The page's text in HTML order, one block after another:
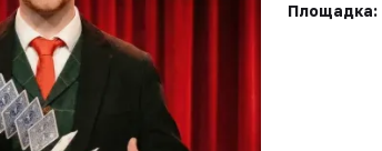
Площадка: